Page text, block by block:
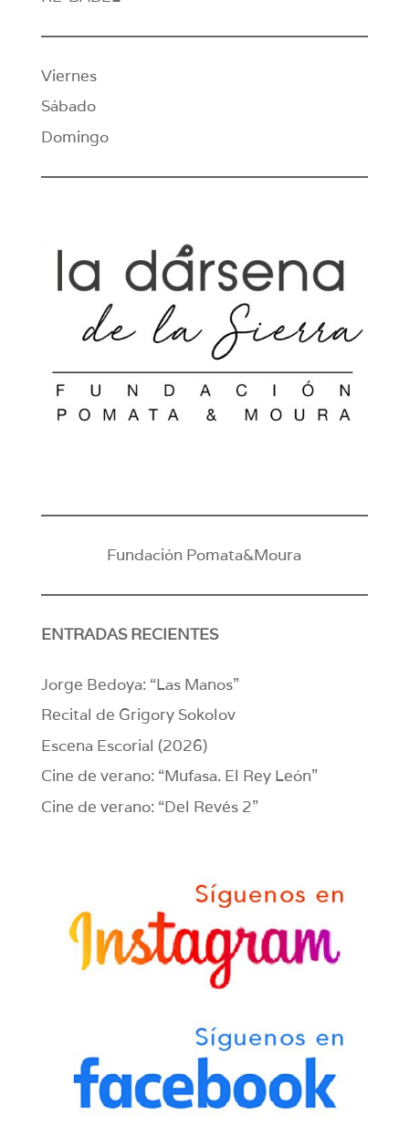
Viernes
Sábado
Domingo
Fundación Pomata&Moura
ENTRADAS RECIENTES
Jorge Bedoya: “Las Manos”
Recital de Grigory Sokolov
Escena Escorial (2026)
Cine de verano: “Mufasa. El Rey León”
Cine de verano: “Del Revés 2”